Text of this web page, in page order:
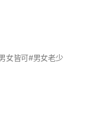
女皆可#男女老少